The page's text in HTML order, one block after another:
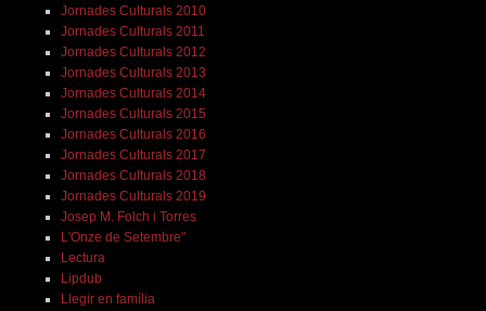
Jornades Culturals 2010
Jornades Culturals 2011
Jornades Culturals 2012
Jornades Culturals 2013
Jornades Culturals 2014
Jornades Culturals 2015
Jornades Culturals 2016
Jornades Culturals 2017
Jornades Culturals 2018
Jornades Culturals 2019
Josep M. Folch i Torres
L'Onze de Setembre"
Lectura
Lipdub
Llegir en família